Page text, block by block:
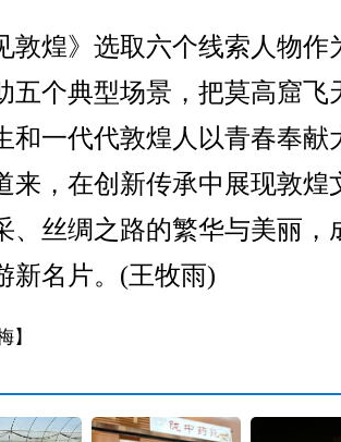
煌》选取六个线索人物作
五个典型场景，把莫高窟飞
和一代代敦煌人以青春奉献
来，在创新传承中展现敦煌
、丝绸之路的繁华与美丽，
新名片。(王牧雨)
】